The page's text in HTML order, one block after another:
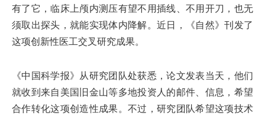
有了它，临床上颅内测压有望不用插线、不用开刀，也无
须取出探头，就能实现体内降解。近日，《自然》刊发了
这项创新性医工交叉研究成果。
《中国科学报》从研究团队处获悉，论文发表当天，他们
就收到来自美国旧金山等多地投资人的邮件、信息，希望
合作转化这项创造性成果。不过，研究团队希望这项技术